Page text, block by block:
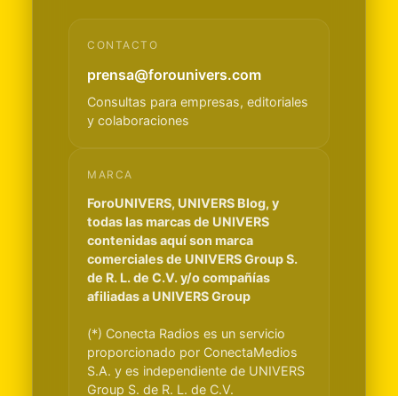
CONTACTO
prensa@forounivers.com
Consultas para empresas, editoriales
y colaboraciones
MARCA
ForoUNIVERS, UNIVERS Blog, y
todas las marcas de UNIVERS
contenidas aquí son marca
comerciales de UNIVERS Group S.
de R. L. de C.V. y/o compañías
afiliadas a UNIVERS Group
(*) Conecta Radios es un servicio
proporcionado por ConectaMedios
S.A. y es independiente de UNIVERS
Group S. de R. L. de C.V.